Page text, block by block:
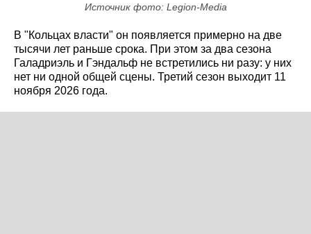
Источник фото: Legion-Media
В "Кольцах власти" он появляется примерно на две
тысячи лет раньше срока. При этом за два сезона
Галадриэль и Гэндальф не встретились ни разу: у них
нет ни одной общей сцены. Третий сезон выходит 11
ноября 2026 года.